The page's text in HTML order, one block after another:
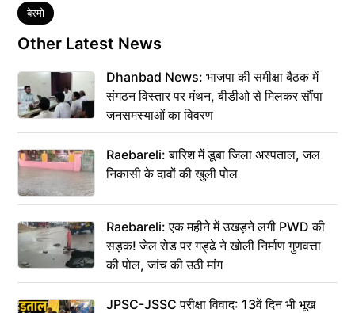
Tags
बेरमो
Other Latest News
Dhanbad News: भाजपा की समीक्षा बैठक में
संगठन विस्तार पर मंथन, बीडीओ से मिलकर सौंपा
जनसमस्याओं का विवरण
Raebareli: बारिश में डूबा जिला अस्पताल, जल
निकासी के दावों की खुली पोल
Raebareli: एक महीने में उखड़ने लगी PWD की
सड़क! जेल रोड पर गड्ढे ने खोली निर्माण गुणवत्ता
की पोल, जांच की उठी मांग
JPSC-JSSC परीक्षा विवाद: 13वें दिन भी भूख